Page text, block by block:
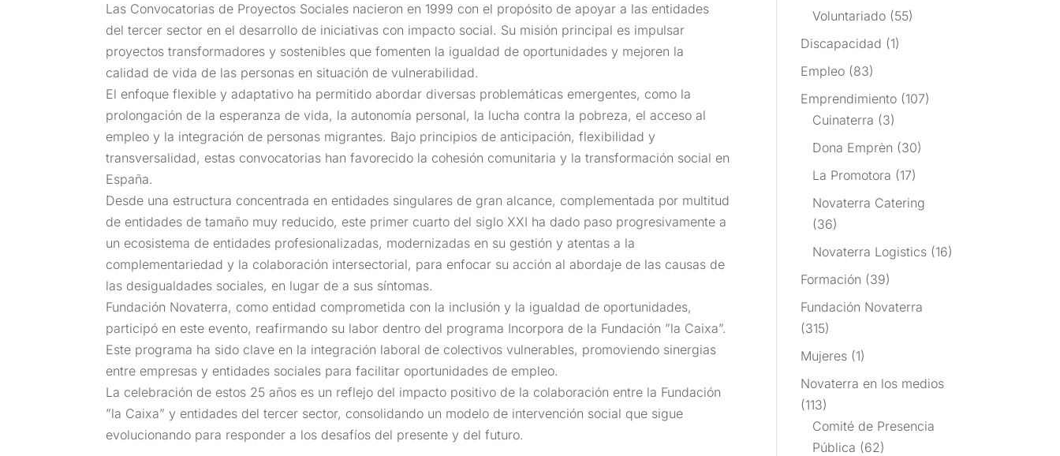
Las Convocatorias de Proyectos Sociales nacieron en 1999 con el propósito de apoyar a las entidades
del tercer sector en el desarrollo de iniciativas con impacto social. Su misión principal es impulsar
proyectos transformadores y sostenibles que fomenten la igualdad de oportunidades y mejoren la
calidad de vida de las personas en situación de vulnerabilidad.
El enfoque flexible y adaptativo ha permitido abordar diversas problemáticas emergentes, como la
prolongación de la esperanza de vida, la autonomía personal, la lucha contra la pobreza, el acceso al
empleo y la integración de personas migrantes. Bajo principios de anticipación, flexibilidad y
transversalidad, estas convocatorias han favorecido la cohesión comunitaria y la transformación social en
España.
Desde una estructura concentrada en entidades singulares de gran alcance, complementada por multitud
de entidades de tamaño muy reducido, este primer cuarto del siglo XXI ha dado paso progresivamente a
un ecosistema de entidades profesionalizadas, modernizadas en su gestión y atentas a la
complementariedad y la colaboración intersectorial, para enfocar su acción al abordaje de las causas de
las desigualdades sociales, en lugar de a sus síntomas.
Fundación Novaterra, como entidad comprometida con la inclusión y la igualdad de oportunidades,
participó en este evento, reafirmando su labor dentro del programa Incorpora de la Fundación ”la Caixa”.
Este programa ha sido clave en la integración laboral de colectivos vulnerables, promoviendo sinergias
entre empresas y entidades sociales para facilitar oportunidades de empleo.
La celebración de estos 25 años es un reflejo del impacto positivo de la colaboración entre la Fundación
”la Caixa” y entidades del tercer sector, consolidando un modelo de intervención social que sigue
evolucionando para responder a los desafíos del presente y del futuro.
Voluntariado (55)
Discapacidad (1)
Empleo (83)
Emprendimiento (107)
Cuinaterra (3)
Dona Emprèn (30)
La Promotora (17)
Novaterra Catering
(36)
Novaterra Logistics (16)
Formación (39)
Fundación Novaterra
(315)
Mujeres (1)
Novaterra en los medios
(113)
Comité de Presencia
Pública (62)